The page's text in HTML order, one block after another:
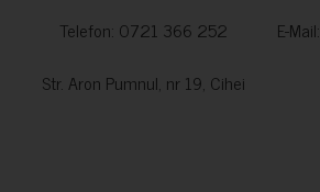
Telefon: 0721 366 252 E-Mail:
Str. Aron Pumnul, nr 19, Cihei